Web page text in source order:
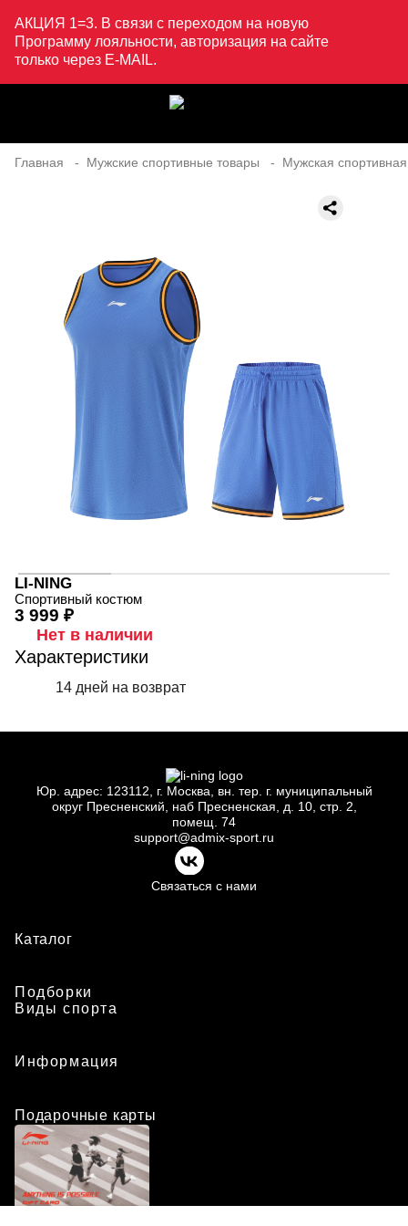
АКЦИЯ 1=3. В связи с переходом на новую
Программу лояльности, авторизация на сайте
только через E-MAIL.
Главная Мужские спортивные товары Мужская
LI-NING
Спортивный костюм
3 999 ₽
Нет в наличии
Характеристики
14 дней на возврат
Юр. адрес: 123112, г. Москва, вн. тер. г. муниципальный
округ Пресненский, наб Пресненская, д. 10, стр. 2,
помещ. 74
support@admix-sport.ru
Связаться с нами
Каталог
Подборки
Виды спорта
Информация
Подарочные карты